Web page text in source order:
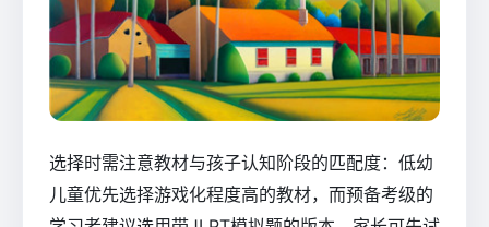
选择时需注意教材与孩子认知阶段的匹配度：低幼
儿童优先选择游戏化程度高的教材，而预备考级的